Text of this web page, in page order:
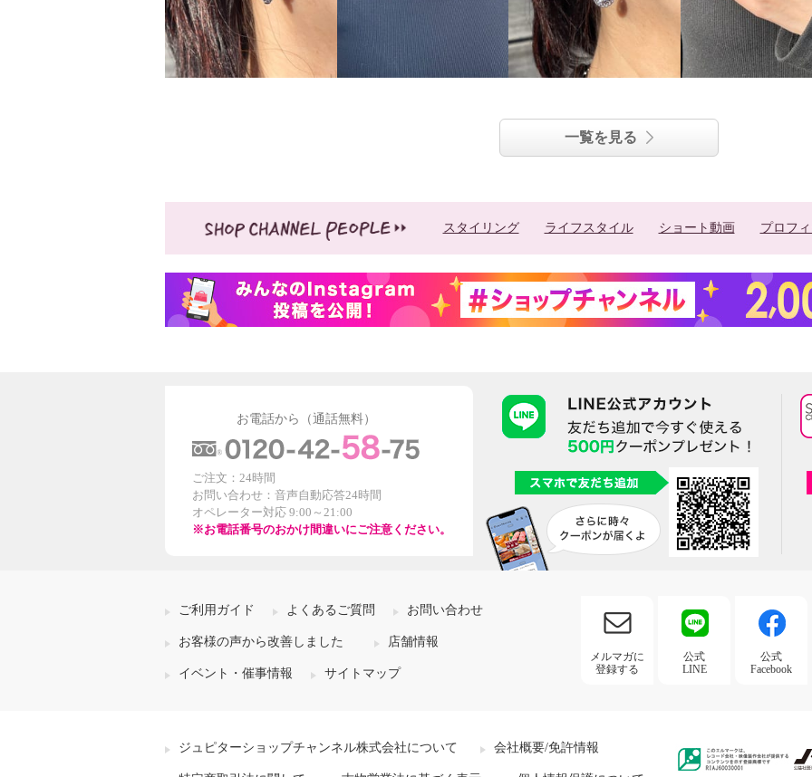
一覧を見る
スタイリング ライフスタイル ショート動画 プロフ
お電話から（通話無料）
ご注文：24時間
お問い合わせ：音声自動応答24時間
オペレーター対応 9:00～21:00
※お電話番号のおかけ間違いにご注意ください。
ご利用ガイド よくあるご質問 お問い合わせ
お客様の声から改善しました 店舗情報
イベント・催事情報 サイトマップ
メルマガに
登録する
公式
LINE
公式
Facebook
ジュピターショップチャンネル株式会社について 会社概要/免許情報